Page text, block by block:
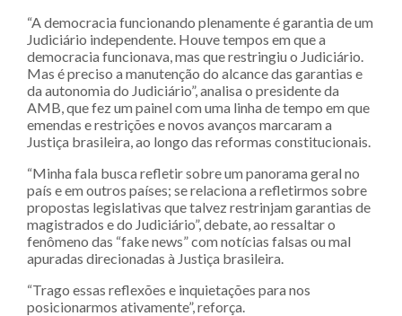
“A democracia funcionando plenamente é garantia de um
Judiciário independente. Houve tempos em que a
democracia funcionava, mas que restringiu o Judiciário.
Mas é preciso a manutenção do alcance das garantias e
da autonomia do Judiciário”, analisa o presidente da
AMB, que fez um painel com uma linha de tempo em que
emendas e restrições e novos avanços marcaram a
Justiça brasileira, ao longo das reformas constitucionais.
“Minha fala busca refletir sobre um panorama geral no
país e em outros países; se relaciona a refletirmos sobre
propostas legislativas que talvez restrinjam garantias de
magistrados e do Judiciário”, debate, ao ressaltar o
fenômeno das “fake news” com notícias falsas ou mal
apuradas direcionadas à Justiça brasileira.
“Trago essas reflexões e inquietações para nos
posicionarmos ativamente”, reforça.